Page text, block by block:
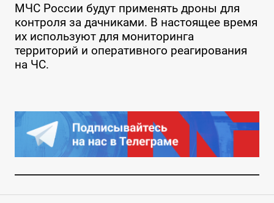
МЧС России будут применять дроны для
контроля за дачниками. В настоящее время
их используют для мониторинга
территорий и оперативного реагирования
на ЧС.